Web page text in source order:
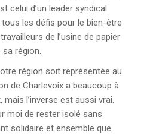
celui d’un leader syndical
les défis pour le bien-être
de l’usine de papier
région.
région soit représentée au
de Charlevoix a beaucoup à
l’inverse est aussi vrai.
moi de rester isolé sans
solidaire et ensemble que